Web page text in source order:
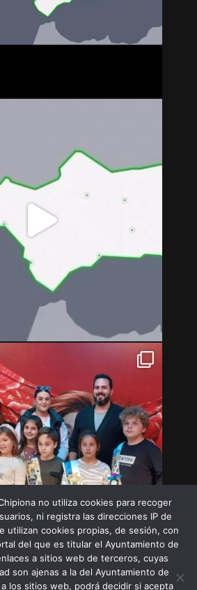
no utiliza cookies para recoger
ni registra las direcciones IP de
utilizan cookies propias, de sesión, con
del que es titular el Ayuntamiento de
a sitios web de terceros, cuyas
son ajenas a la del Ayuntamiento de
los sitios web, podrá decidir si acepta